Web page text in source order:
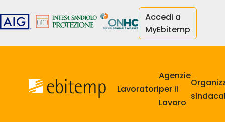
al
contenuto
principale
Accedi a
MyEbitemp
principale
Lavoratori
Agenzie
per il
Lavoro